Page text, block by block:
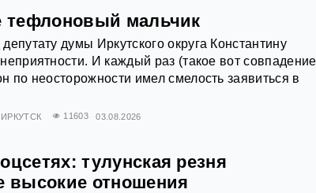
тефлоновый мальчик
думы Иркутского округа Константину
И каждый раз (такое вот
по неосторожности имел смелость заявиться в
ИРКУТСК 11603 03.08.2026
тулунская резня
высокие отношения